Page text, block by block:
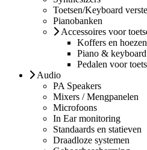
Toetsen/Keyboard
Pianobanken
Accessoires voor
Koffers en
Piano & keyboard
Pedalen voor
Audio
PA Speakers
Mixers / Mengpanelen
Microfoons
In Ear monitoring
Standaards en statieven
Draadloze systemen